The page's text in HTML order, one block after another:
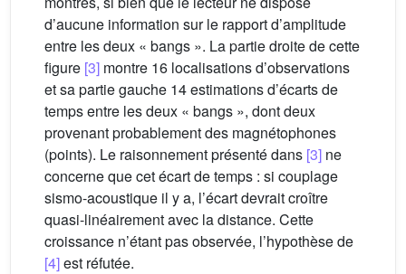
d’aucune information sur le rapport d’amplitude
entre les deux « bangs ». La partie droite de cette
figure [3] montre 16 localisations d’observations
et sa partie gauche 14 estimations d’écarts de
temps entre les deux « bangs », dont deux
provenant probablement des magnétophones
(points). Le raisonnement présenté dans [3] ne
concerne que cet écart de temps : si couplage
sismo-acoustique il y a, l’écart devrait croître
quasi-linéairement avec la distance. Cette
croissance n’étant pas observée, l’hypothèse de
[4]est réfutée.